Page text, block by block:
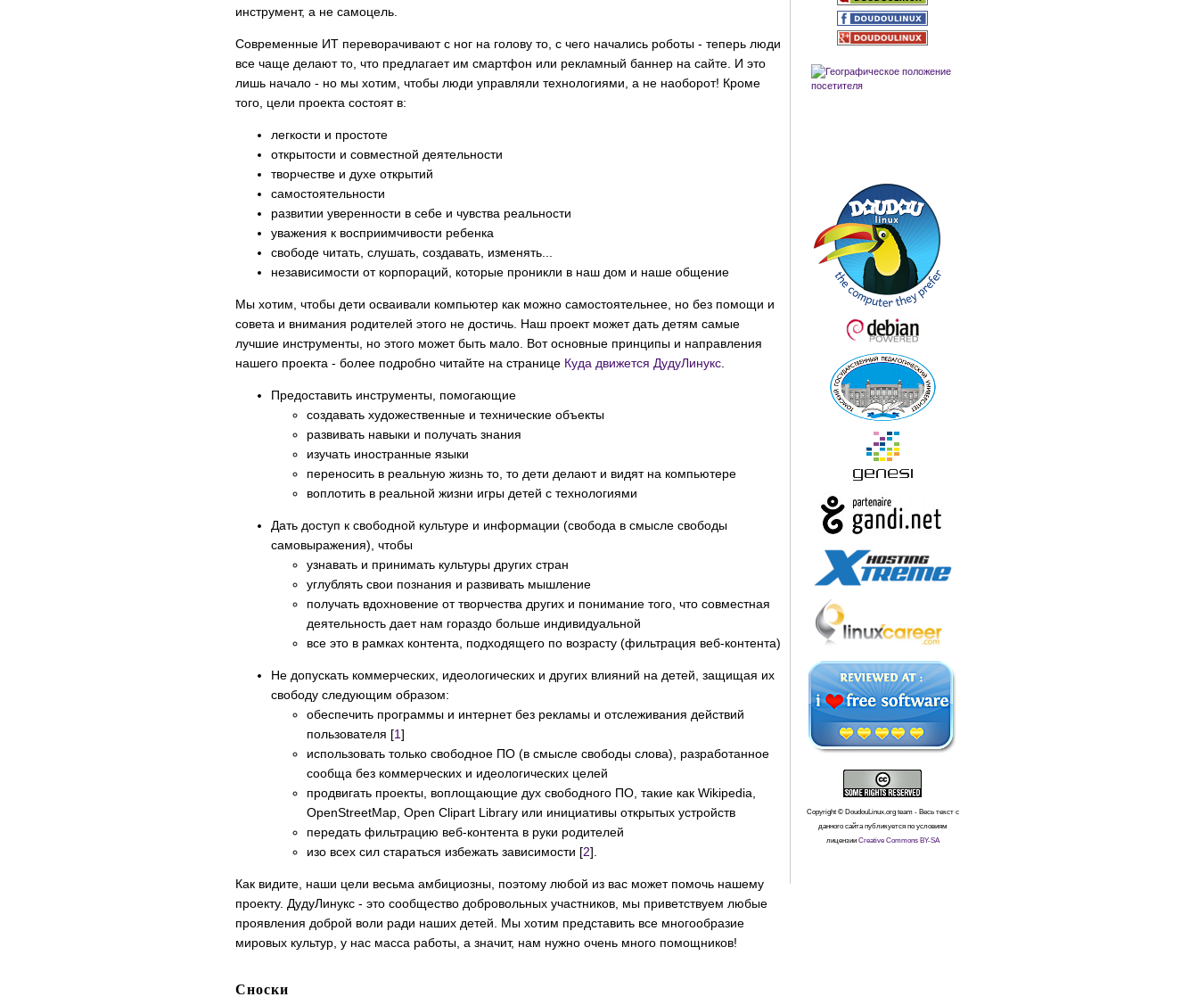
инструмент, а не самоцель.
Современные ИТ переворачивают с ног на голову то, с чего начались роботы - теперь люди
все чаще делают то, что предлагает им смартфон или рекламный баннер на сайте. И это
лишь начало - но мы хотим, чтобы люди управляли технологиями, а не наоборот! Кроме
того, цели проекта состоят в:
легкости и простоте
открытости и совместной деятельности
творчестве и духе открытий
самостоятельности
развитии уверенности в себе и чувства реальности
уважения к восприимчивости ребенка
свободе читать, слушать, создавать, изменять...
независимости от корпораций, которые проникли в наш дом и наше общение
Мы хотим, чтобы дети осваивали компьютер как можно самостоятельнее, но без помощи и
совета и внимания родителей этого не достичь. Наш проект может дать детям самые
лучшие инструменты, но этого может быть мало. Вот основные принципы и направления
нашего проекта - более подробно читайте на странице Куда движется ДудуЛинукс.
Предоставить инструменты, помогающие
создавать художественные и технические объекты
развивать навыки и получать знания
изучать иностранные языки
переносить в реальную жизнь то, то дети делают и видят на компьютере
воплотить в реальной жизни игры детей с технологиями
Дать доступ к свободной культуре и информации (свобода в смысле свободы
самовыражения), чтобы
узнавать и принимать культуры других стран
углублять свои познания и развивать мышление
получать вдохновение от творчества других и понимание того, что совместная
деятельность дает нам гораздо больше индивидуальной
все это в рамках контента, подходящего по возрасту (фильтрация веб-контента)
Не допускать коммерческих, идеологических и других влияний на детей, защищая их
свободу следующим образом:
обеспечить программы и интернет без рекламы и отслеживания действий
пользователя [1]
использовать только свободное ПО (в смысле свободы слова), разработанное
сообща без коммерческих и идеологических целей
продвигать проекты, воплощающие дух свободного ПО, такие как Wikipedia,
OpenStreetMap, Open Clipart Library или инициативы открытых устройств
передать фильтрацию веб-контента в руки родителей
изо всех сил стараться избежать зависимости [2].
Как видите, наши цели весьма амбициозны, поэтому любой из вас может помочь нашему
проекту. ДудуЛинукс - это сообщество добровольных участников, мы приветствуем любые
проявления доброй воли ради наших детей. Мы хотим представить все многообразие
мировых культур, у нас масса работы, а значит, нам нужно очень много помощников!
Сноски
Copyright © DoudouLinux.org team - Весь текст с
данного сайта публикуется по условиям
лицензии Creative Commons BY-SA